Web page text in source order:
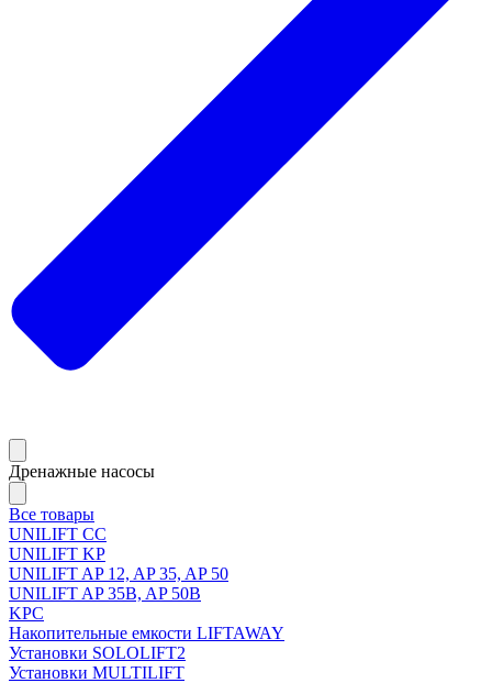
Дренажные насосы
Все товары
UNILIFT CC
UNILIFT KP
UNILIFT AP 12, AP 35, AP 50
UNILIFT AP 35B, AP 50B
KPC
Накопительные емкости LIFTAWAY
Установки SOLOLIFT2
Установки MULTILIFT